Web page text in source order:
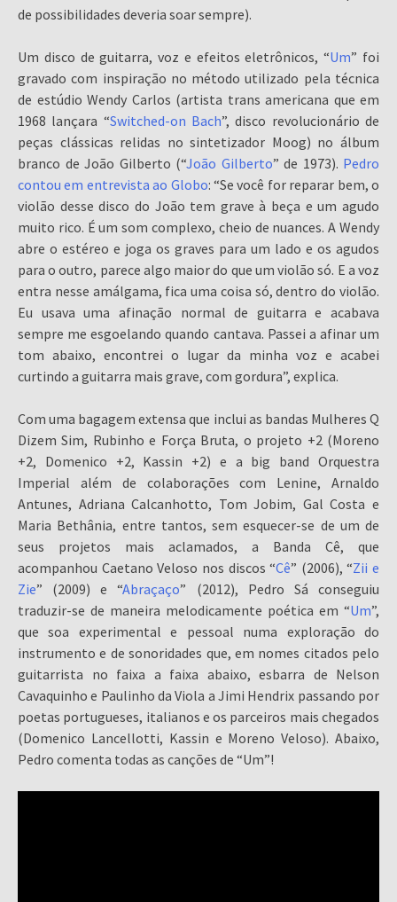
de possibilidades deveria soar sempre).
Um disco de guitarra, voz e efeitos eletrônicos, “Um” foi
gravado com inspiração no método utilizado pela técnica
de estúdio Wendy Carlos (artista trans americana que em
1968 lançara “Switched-on Bach”, disco revolucionário de
peças clássicas relidas no sintetizador Moog) no álbum
branco de João Gilberto (“João Gilberto” de 1973). Pedro
contou em entrevista ao Globo: “Se você for reparar bem, o
violão desse disco do João tem grave à beça e um agudo
muito rico. É um som complexo, cheio de nuances. A Wendy
abre o estéreo e joga os graves para um lado e os agudos
para o outro, parece algo maior do que um violão só. E a voz
entra nesse amálgama, fica uma coisa só, dentro do violão.
Eu usava uma afinação normal de guitarra e acabava
sempre me esgoelando quando cantava. Passei a afinar um
tom abaixo, encontrei o lugar da minha voz e acabei
curtindo a guitarra mais grave, com gordura”, explica.
Com uma bagagem extensa que inclui as bandas Mulheres Q
Dizem Sim, Rubinho e Força Bruta, o projeto +2 (Moreno
+2, Domenico +2, Kassin +2) e a big band Orquestra
Imperial além de colaborações com Lenine, Arnaldo
Antunes, Adriana Calcanhotto, Tom Jobim, Gal Costa e
Maria Bethânia, entre tantos, sem esquecer-se de um de
seus projetos mais aclamados, a Banda Cê, que
acompanhou Caetano Veloso nos discos “Cê” (2006), “Zii e
Zie” (2009) e “Abraçaço” (2012), Pedro Sá conseguiu
traduzir-se de maneira melodicamente poética em “Um”,
que soa experimental e pessoal numa exploração do
instrumento e de sonoridades que, em nomes citados pelo
guitarrista no faixa a faixa abaixo, esbarra de Nelson
Cavaquinho e Paulinho da Viola a Jimi Hendrix passando por
poetas portugueses, italianos e os parceiros mais chegados
(Domenico Lancellotti, Kassin e Moreno Veloso). Abaixo,
Pedro comenta todas as canções de “Um”!